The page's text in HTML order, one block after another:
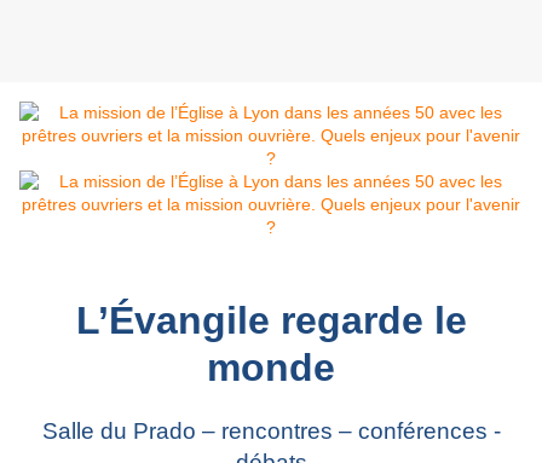
L’Évangile regarde le
monde
Salle du Prado – rencontres – conférences -